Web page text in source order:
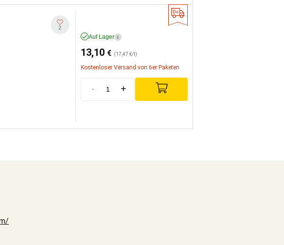
2
Auf Lager i
13,10 € (17,47 €/l)
Kostenloser Versand von 6er Paketen
- +